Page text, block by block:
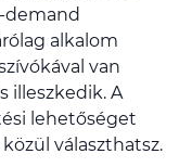
demand
alkalom
van
illeszkedik. A
lehetőséget
választhatsz.